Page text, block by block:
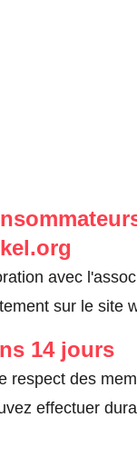
avec
sur le site
14 jours
respect des
effectuer